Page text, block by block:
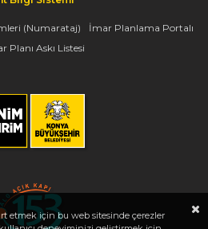
(Numarataj)
İmar Planlama Portalı
Planı Askı Listesi
etmek için bu web sitesinde çerezler